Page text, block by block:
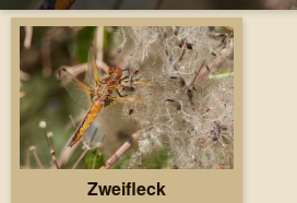
Zweifleck